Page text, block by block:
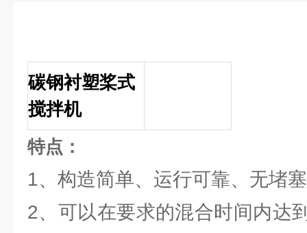
碳钢衬塑桨式
搅拌机
特点：
1、构造简单、运行可靠、无堵
2、可以在要求的混合时间内达